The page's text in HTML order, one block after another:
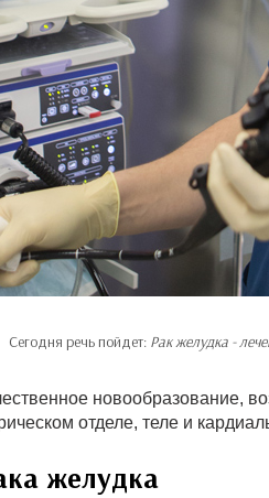
Сегодня речь пойдет: Рак желудка -
новообразование,
отделе, теле и
желудка